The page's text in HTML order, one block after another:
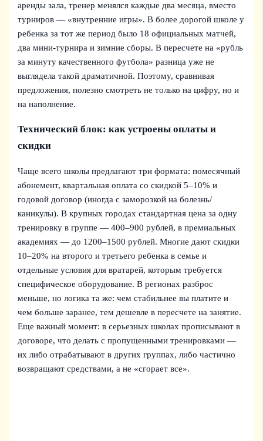
аренды зала, тренер менялся каждые два месяца, вместо
турниров — «внутренние игры». В более дорогой школе у
ребенка за тот же период было 18 официальных матчей,
два мини-турнира и зимние сборы. В пересчете на «рубль
за минуту качественного футбола» разница уже не
выглядела такой драматичной. Поэтому, сравнивая
предложения, полезно смотреть не только на цифру, но и
на наполнение.
Технический блок: как устроены оплаты и
скидки
Чаще всего школы предлагают три формата: помесячный
абонемент, квартальная оплата со скидкой 5–10% и
годовой договор (иногда с заморозкой на болезнь/
каникулы). В крупных городах стандартная цена за одну
тренировку в группе — 400–900 рублей, в премиальных
академиях — до 1200–1500 рублей. Многие дают скидки
10–20% на второго и третьего ребенка в семье и
отдельные условия для вратарей, которым требуется
специфическое оборудование. В регионах разброс
меньше, но логика та же: чем стабильнее вы платите и
чем больше заранее, тем дешевле в пересчете на занятие.
Еще важный момент: в серьезных школах прописывают в
договоре, что делать с пропущенными тренировками —
их либо отрабатывают в других группах, либо частично
возвращают средствами, а не «сгорает все».